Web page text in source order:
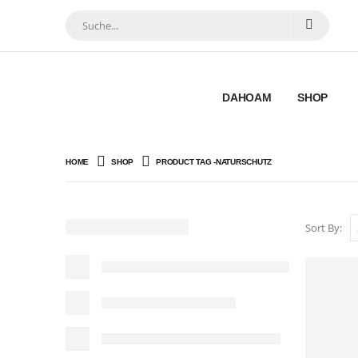
DAHOAM SHOP
HOME SHOP PRODUCT TAG -NATURSCHUTZ
Sort By: